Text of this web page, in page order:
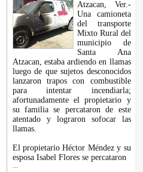
Atzacan, Ver.-
Una camioneta
del transporte
Mixto Rural del
municipio de
Santa Ana
Atzacan, estaba ardiendo en llamas
luego de que sujetos desconocidos
lanzaron trapos con combustible
para intentar incendiarla;
afortunadamente el propietario y
su familia se percataron de este
atentado y lograron sofocar las
llamas.
El propietario Héctor Méndez y su
esposa Isabel Flores se percataron